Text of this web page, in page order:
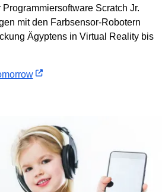
Scratch Jr.
mit den Farbsensor-Robotern
Ägyptens in Virtual Reality bis